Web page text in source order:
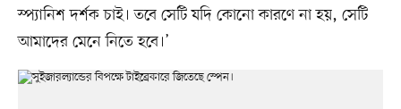
স্প্যানিশ দর্শক চাই। তবে সেটি যদি কোনো কারণে না হয়, সেটি
আমাদের মেনে নিতে হবে।’